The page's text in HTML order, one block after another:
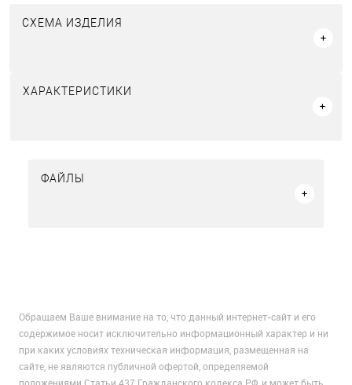
СХЕМА ИЗДЕЛИЯ
ХАРАКТЕРИСТИКИ
ФАЙЛЫ
Обращаем Ваше внимание на то, что данный интернет-сайт и его
содержимое носит исключительно информационный характер и ни
при каких условиях техническая информация, размещенная на
сайте, не являются публичной офертой, определяемой